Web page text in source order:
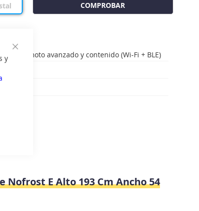
Cerrar
y
COMPROBAR
remoto avanzado y contenido (Wi-Fi + BLE)
Nofrost E Alto 193 Cm Ancho 54